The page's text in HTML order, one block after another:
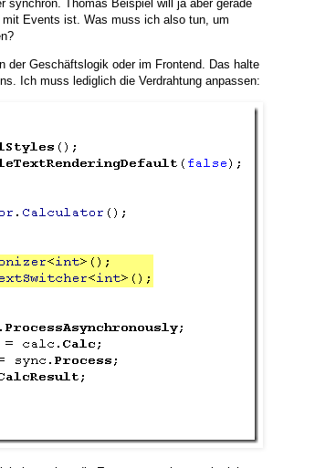
synchron. Thomas Beispiel will ja aber gerade
Events ist. Was muss ich also tun, um
der Geschäftslogik oder im Frontend. Das halte
Ich muss lediglich die Verdrahtung anpassen: